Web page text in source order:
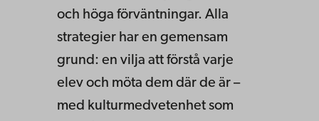
och höga förväntningar. Alla
strategier har en gemensam
grund: en vilja att förstå varje
elev och möta dem där de är –
med kulturmedvetenhet som